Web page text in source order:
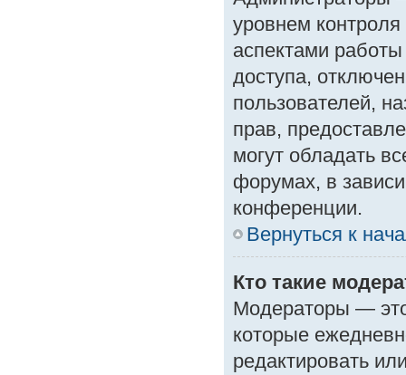
уровнем
аспектами
доступа,
пользователей,
прав,
могут обладать
форумах, в
конференции.
Вернуться к
Кто такие
Модераторы —
которые
редактировать